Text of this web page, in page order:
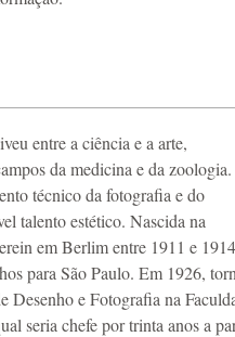
entre a ciência e a arte,
da medicina e da
técnico da fotografia e do
talento estético. Nascida na
em Berlim entre 1911 e
para São Paulo. Em 1926,
Desenho e Fotografia na
seria chefe por trinta anos a